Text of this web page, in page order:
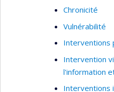
Chronicité
Vulnérabilité
Interventions
Intervention
l'information
Interventions